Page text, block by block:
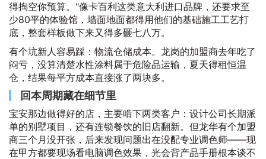
得掏空你预算。"像卡百利这类意大利进口品牌，还要求至
少80平的体验馆，墙面地面都得用他们的基础施工工艺打
底，整套样板做下来又得多砸七八万。
有个坑新人容易踩：物流仓储成本。龙岗的加盟商去年吃了
闷亏，没算清楚水性涂料属于危险品运输，夏天得租恒温
仓，结果每平方成本直接涨了两块多。
回本周期藏在细节里
宝安那边做得好的店，主要啃下两类客户：设计公司长期派
单的别墅项目，还有连锁餐饮的旧店翻新。但龙华有个加盟
商三个月没开张，后来发现问题出在没配专业调色师——现
在甲方都要现场看电脑调色效果，光会背产品手册根本谈不